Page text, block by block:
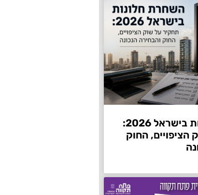
השחרת חלונות בישראל 2026:
הציפויים, החוק